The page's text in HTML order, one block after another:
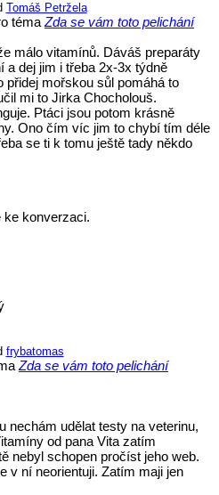
Tomáš Petržela
téma Zda se vám toto pelichání
málo vitamínů. Dáváš preparáty
a dej jim i třeba 2x-3x týdně
přidej mořskou sůl pomáhá to
mi to Jirka Chocholouš.
Ptáci jsou potom krásně
Ono čím víc jim to chybí tím déle
se ti k tomu ještě tady někdo
ke konverzaci.
frybatomas
Zda se vám toto pelichání
nechám udělat testy na veterinu,
od pana Vita zatím
nebyl schopen pročíst jeho web.
v ní neorientuji. Zatím maji jen